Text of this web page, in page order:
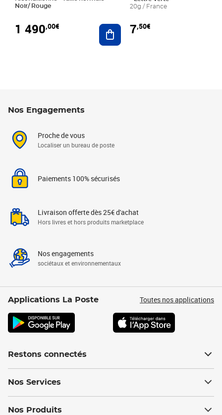
Noir/ Rouge
1 490,00€ Ajouter au panier
20g / France
7,50€
Nos Engagements
Proche de vous
Localiser un bureau de poste
Paiements 100% sécurisés
Livraison offerte dès 25€ d'achat
Hors livres et hors produits marketplace
Nos engagements
sociétaux et environnementaux
Applications La Poste Toutes nos applications
Restons connectés
Nos Services
Nos Produits